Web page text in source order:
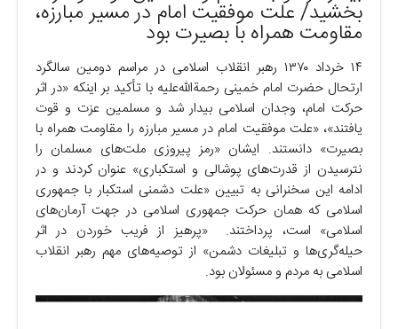
بخشید/ علت موفقیت امام در مسیر مبارزه،
مقاومت همراه با بصیرت بود
۱۴ خرداد ۱۳۷۰ رهبر انقلاب اسلامی در مراسم دومین سالگرد
ارتحال حضرت امام خمینی رحمةالله‌علیه با تأکید بر اینکه «در اثر
حرکت امام، وجدان اسلامی بیدار شد و مسلمین عزت و قوت
یافتند»، «علت موفقیت امام در مسیر مبارزه را مقاومت همراه با
بصیرت» دانستند. ایشان «رمز پیروزی ملت‌های مسلمان را
نترسیدن از قدرت‌های پوشالی و استکباری» عنوان کردند و در
ادامه این سخنرانی به تبیین «علت دشمنی استکبار با جمهوری
اسلامی که همان حرکت جمهوری اسلامی در جهت آرمان‌های
اسلامی» است، پرداختند. «پرهیز از فریب خوردن در اثر
حیله‌گری‌ها و تبلیغات دشمن» از توصیه‌های مهم رهبر انقلاب
اسلامی به مردم و مسئولان بود.